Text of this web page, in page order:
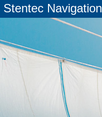
Stentec Navigation